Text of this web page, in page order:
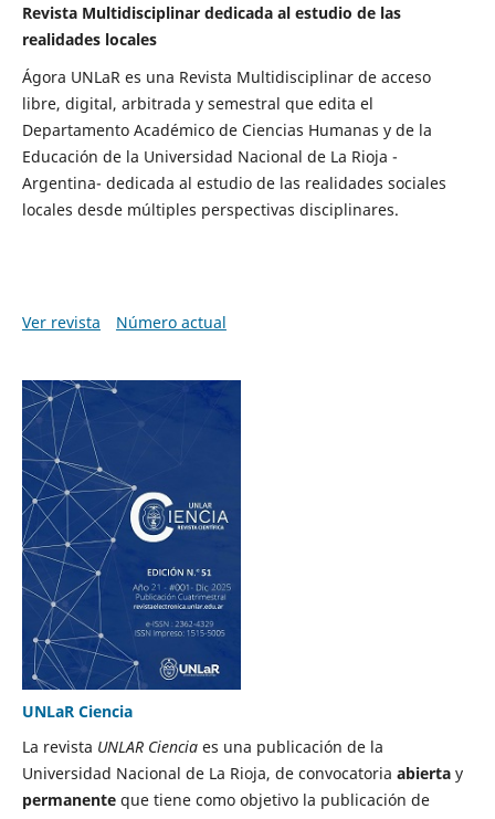
Revista Multidisciplinar dedicada al estudio de las
realidades locales
Ágora UNLaR es una Revista Multidisciplinar de acceso
libre, digital, arbitrada y semestral que edita el
Departamento Académico de Ciencias Humanas y de la
Educación de la Universidad Nacional de La Rioja -
Argentina- dedicada al estudio de las realidades sociales
locales desde múltiples perspectivas disciplinares.
Ver revista Número actual
UNLaR Ciencia
La revista UNLAR Cienciaes una publicación de la
Universidad Nacional de La Rioja, de convocatoria abiertay
permanenteque tiene como objetivo la publicación de